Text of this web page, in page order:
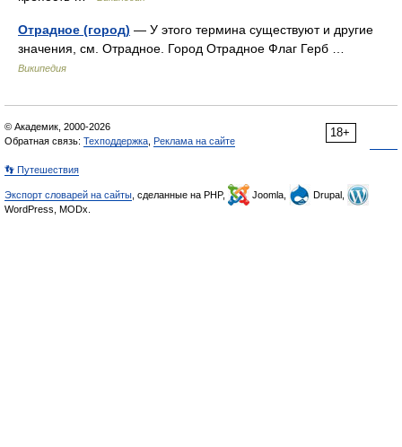
Отрадное (город) — У этого термина существуют и другие
значения, см. Отрадное. Город Отрадное Флаг Герб …
Википедия
18+
© Академик, 2000-2026
Обратная связь: Техподдержка Реклама на сайте
👣 Путешествия
Экспорт словарей на сайты , сделанные на PHP, Joomla,
Drupal,
WordPress, MODx.